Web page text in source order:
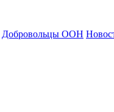
Добровольцы ООН